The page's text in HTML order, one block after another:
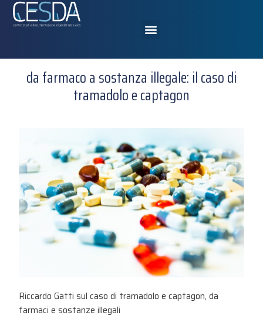
da farmaco a sostanza illegale: il caso di
tramadolo e captagon
Riccardo Gatti sul caso di tramadolo e captagon, da
farmaci e sostanze illegali